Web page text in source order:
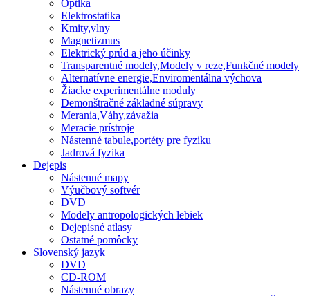
Optika
Elektrostatika
Kmity,vlny
Magnetizmus
Elektrický prúd a jeho účinky
Transparentné modely,Modely v reze,Funkčné modely
Alternatívne energie,Enviromentálna výchova
Žiacke experimentálne moduly
Demonštračné základné súpravy
Merania,Váhy,závažia
Meracie prístroje
Nástenné tabule,portéty pre fyziku
Jadrová fyzika
Dejepis
Nástenné mapy
Výučbový softvér
DVD
Modely antropologických lebiek
Dejepisné atlasy
Ostatné pomôcky
Slovenský jazyk
DVD
CD-ROM
Nástenné obrazy